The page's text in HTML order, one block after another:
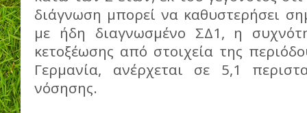
διάγνωση μπορεί να καθυστερήσει
με ήδη διαγνωσμένο ΣΔ1, η
κετοξέωσης από στοιχεία της
Γερμανία, ανέρχεται σε 5,1
νόσησης.